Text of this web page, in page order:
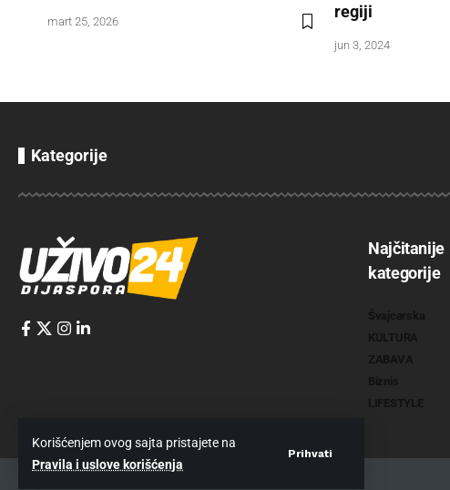
Korišćenjem ovog sajta pristajete na
Pravila i uslove korišćenja
Prihvati
mart 25, 2026
regiji
jun 3, 2024
Kategorije
Najčitanije
kategorije